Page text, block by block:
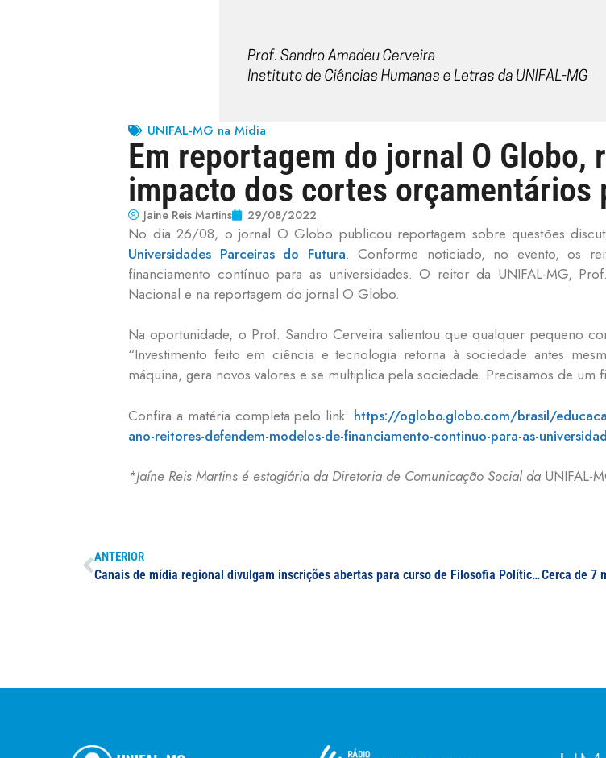
UNIFAL-MG na Mídia
Em reportagem do jornal O Globo,
impacto dos cortes
Jaine Reis Martins 29/08/2022
No dia 26/08, o jornal O Globo publicou reportagem sobre questões
Universidades Parceiras do Futura. Conforme noticiado, no evento, os
financiamento contínuo para as universidades. O reitor da UNIFAL-MG,
Nacional e na reportagem do jornal O Globo.
Na oportunidade, o Prof. Sandro Cerveira salientou que qualquer pequeno
“Investimento feito em ciência e tecnologia retorna à sociedade antes
máquina, gera novos valores e se multiplica pela sociedade. Precisamos de
Confira a matéria completa pelo link: https://oglobo.globo.com/brasil/
ano-reitores-defendem-modelos-de-financiamento-continuo-para-as-
*Jaíne Reis Martins é estagiária da Diretoria de Comunicação Social da UNIFAL-
ANTERIOR
Canais de mídia regional divulgam inscrições abertas para curso de Filosofia Política na UNIFAL-MG, campus Varginha